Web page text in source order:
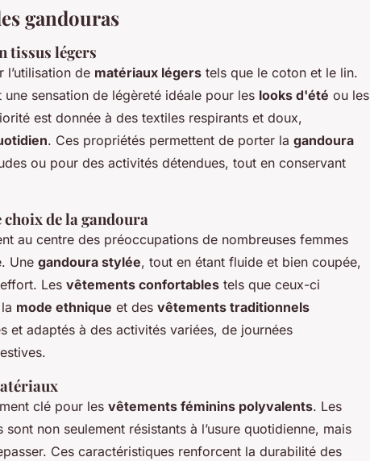
gandouras
tissus légers
l’utilisation de matériaux légers tels que le coton et le lin.
une sensation de légèreté idéale pour les looks d'été ou les
est donnée à des textiles respirants et doux,
. Ces propriétés permettent de porter la gandoura
ou pour des activités détendues, tout en conservant
de la gandoura
au centre des préoccupations de nombreuses femmes
Une gandoura stylée, tout en étant fluide et bien coupée,
Les vêtements confortables tels que ceux-ci
mode ethnique et des vêtements traditionnels
et adaptés à des activités variées, de journées
clé pour les vêtements féminins polyvalents. Les
non seulement résistants à l’usure quotidienne, mais
Ces caractéristiques renforcent la durabilité des